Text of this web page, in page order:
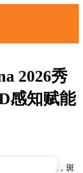
2026秀
感知赋能
2026）上，斑